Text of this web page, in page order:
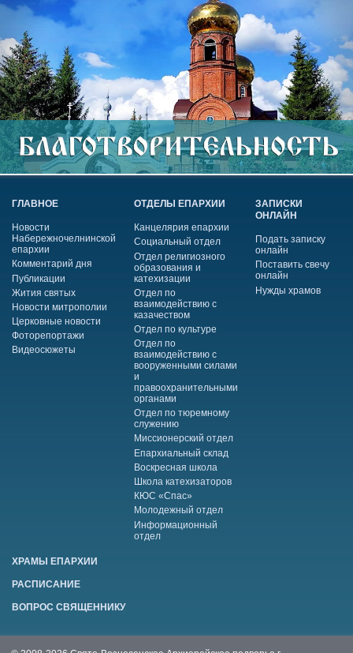
ГЛАВНОЕ
Новости
Набережночелнинской
епархии
Комментарий дня
Публикации
Жития святых
Новости митрополии
Церковные новости
Фоторепортажи
Видеосюжеты
ОТДЕЛЫ ЕПАРХИИ
Канцелярия епархии
Социальный отдел
Отдел религиозного
образования и
катехизации
Отдел по
взаимодействию с
казачеством
Отдел по культуре
Отдел по
взаимодействию с
вооруженными силами
и
правоохранительными
органами
Отдел по тюремному
служению
Миссионерский отдел
Епархиальный склад
Воскресная школа
Школа катехизаторов
КЮС «Спас»
Молодежный отдел
Информационный
отдел
ЗАПИСКИ
ОНЛАЙН
Подать записку
онлайн
Поставить свечу
онлайн
Нужды храмов
ХРАМЫ ЕПАРХИИ
РАСПИСАНИЕ
ВОПРОС СВЯЩЕННИКУ